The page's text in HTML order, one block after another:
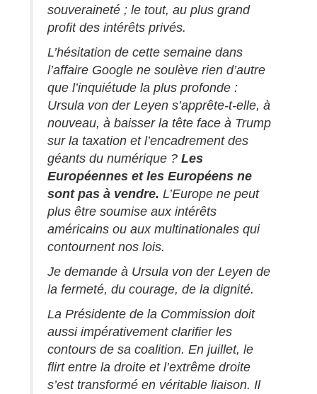
souveraineté ; le tout, au plus grand
profit des intérêts privés.
L’hésitation de cette semaine dans
l’affaire Google ne soulève rien d’autre
que l’inquiétude la plus profonde :
Ursula von der Leyen s’apprête-t-elle, à
nouveau, à baisser la tête face à Trump
sur la taxation et l’encadrement des
géants du numérique ? Les
Européennes et les Européens ne
sont pas à vendre. L’Europe ne peut
plus être soumise aux intérêts
américains ou aux multinationales qui
contournent nos lois.
Je demande à Ursula von der Leyen de
la fermeté, du courage, de la dignité.
La Présidente de la Commission doit
aussi impérativement clarifier les
contours de sa coalition. En juillet, le
flirt entre la droite et l’extrême droite
s’est transformé en véritable liaison. Il